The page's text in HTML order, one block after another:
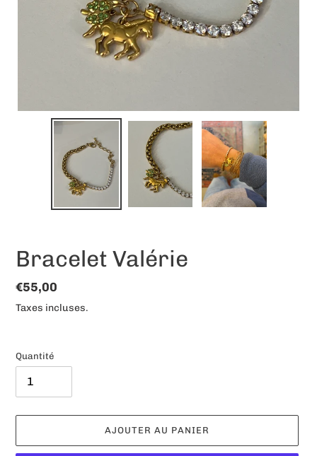
Bracelet Valérie
Prix
normal
€55,00
Taxes incluses.
Quantité
AJOUTER AU PANIER